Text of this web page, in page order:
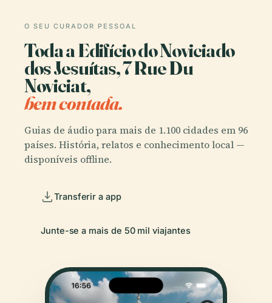
O SEU CURADOR PESSOAL
Toda a Edifício do Noviciado
dos Jesuítas, 7 Rue Du
Noviciat,
bem contada.
Guias de áudio para mais de 1.100 cidades em 96
países. História, relatos e conhecimento local —
disponíveis offline.
Transferir a app
Junte-se a mais de 50 mil viajantes